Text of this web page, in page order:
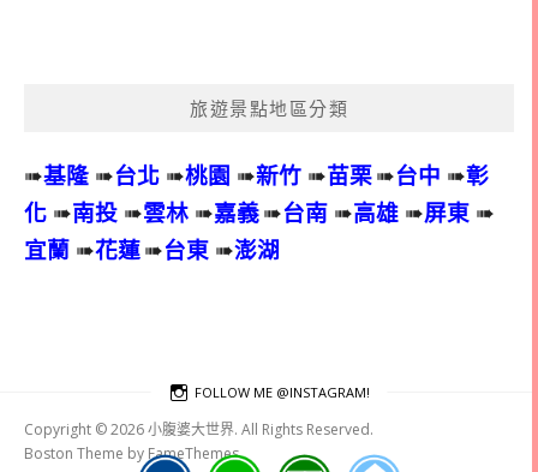
旅遊景點地區分類
➠基隆 ➠台北 ➠桃園 ➠新竹 ➠苗栗➠台中 ➠彰
化 ➠南投 ➠雲林 ➠嘉義➠台南 ➠高雄 ➠屏東 ➠
宜蘭 ➠花蓮➠台東 ➠澎湖
FOLLOW ME @INSTAGRAM!
Copyright © 2026 小腹婆大世界. All Rights Reserved.
Boston Theme by FameThemes